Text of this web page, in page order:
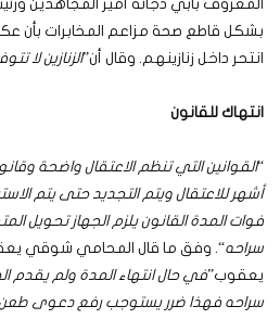
المعروف بأبي دجانة أمير المجاهدين
بشكل قاطع صحة مزاعم المخابرات بأن
انتحر داخل زنازينهم. وقال أن”الزنازين لا
انتهاك للقانون
“القوانين التي تنظم الاعتقال واضحة
أشهر للاعتقال ويتم التجديد حتى يتم
فوات المدة القانون يلزم الجهاز تحويل
سراحه“. وفق ما قال المحامي شوقي
يعقوب”في حال انتهاء المدة ولم يقدم
سراحه فهذا ضرر يستوجب رفع دعوى